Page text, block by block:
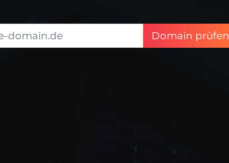
Domain prüfen